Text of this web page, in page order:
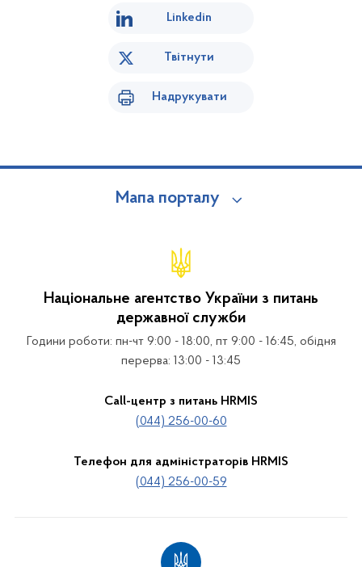
Linkedin
Твітнути
Надрукувати
Мапа порталу
Національне агентство України з питань
державної служби
Години роботи: пн-чт 9:00 - 18:00, пт 9:00 - 16:45, обідня
перерва: 13:00 - 13:45
Call-центр з питань HRMIS
(044) 256-00-60
Телефон для адміністраторів HRMIS
(044) 256-00-59